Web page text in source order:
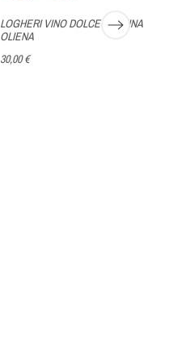
LOGHERI VINO DOLCE CANTINA
OLIENA
30,00 €